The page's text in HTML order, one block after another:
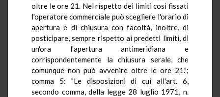
oltre le ore 21. Nel rispetto dei limiti così fissati
l'operatore commerciale può scegliere l'orario di
apertura e di chiusura con facoltà, inoltre, di
posticipare, sempre rispetto ai predetti limiti, di
un'ora l'apertura antimeridiana e
corrispondentemente la chiusura serale, che
comunque non può avvenire oltre le ore 21.";
comma 5: "Le disposizioni di cui all'art. 6,
secondo comma, della legge 28 luglio 1971, n.